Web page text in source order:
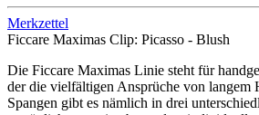
Merkzettel
Ficcare Maximas Clip: Picasso - Blush
Die Ficcare Maximas Linie steht für
der die vielfältigen Ansprüche von langem
Spangen gibt es nämlich in drei